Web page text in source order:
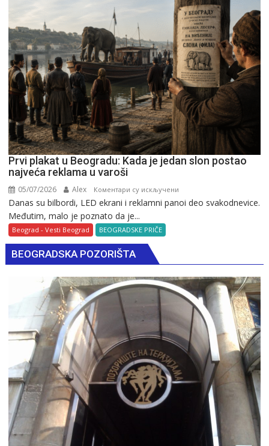
Prvi plakat u Beogradu: Kada je jedan slon postao
najveća reklama u varoši
05/07/2026 Alex Коментари су искључени
Prvi
jedan
slon
postao
najveća
reklama
u
varoši
Danas su bilbordi, LED ekrani i reklamni panoi deo svakodnevice.
Međutim, malo je poznato da je...
Beograd - Vesti Beograd BEOGRADSKE PRIČE
BEOGRADSKA POZORIŠTA